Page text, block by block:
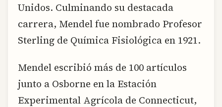
Unidos. Culminando su destacada
carrera, Mendel fue nombrado Profesor
Sterling de Química Fisiológica en 1921.
Mendel escribió más de 100 artículos
junto a Osborne en la Estación
Experimental Agrícola de Connecticut,